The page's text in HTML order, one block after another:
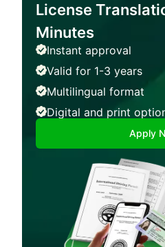
License
Minutes
Instant approval
Valid for 1-3 years
Multilingual format
Digital and print
Apply